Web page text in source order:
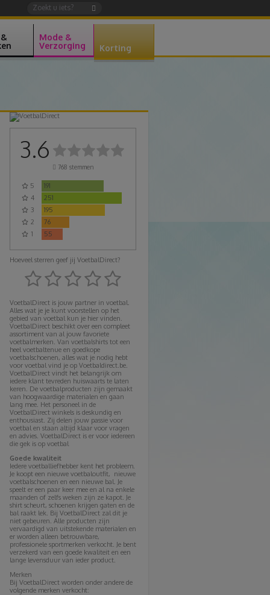
Mode &
Verzorging
Korting
3.6
768 stemmen
5
191
4
251
3
195
2
76
1
55
Hoeveel sterren geef jij VoetbalDirect?
VoetbalDirect is jouw partner in voetbal.
Alles wat je je kunt voorstellen op het
gebied van voetbal kun je hier vinden.
VoetbalDirect beschikt over een compleet
assortiment van al jouw favoriete
voetbalmerken. Van voetbalshirts tot een
heel voetbaltenue en goedkope
voetbalschoenen, alles wat je nodig hebt
voor voetbal vind je op Voetbaldirect.be.
VoetbalDirect vindt het belangrijk om
iedere klant tevreden huiswaarts te laten
keren. De voetbalproducten zijn gemaakt
van hoogwaardige materialen en gaan
lang mee. Het personeel in de
VoetbalDirect winkels is deskundig en
enthousiast. Zij delen jouw passie voor
voetbal en staan altijd klaar voor vragen
en advies. VoetbalDirect is er voor iedereen
die gek is op voetbal
Goede kwaliteit
Iedere voetballiefhebber kent het probleem.
Je koopt een nieuwe voetbaloutfit, nieuwe
voetbalschoenen en een nieuwe bal. Je
speelt er een paar keer mee en al na enkele
maanden of zelfs weken zijn ze kapot. Je
shirt scheurt, schoenen krijgen gaten en de
bal raakt lek. Bij VoetbalDirect zal dit je
niet gebeuren. Alle producten zijn
vervaardigd van uitstekende materialen en
er worden alleen betrouwbare,
professionele sportmerken verkocht. Je bent
verzekerd van een goede kwaliteit en een
lange levensduur van ieder product.
Merken
Bij VoetbalDirect worden onder andere de
volgende merken verkocht: